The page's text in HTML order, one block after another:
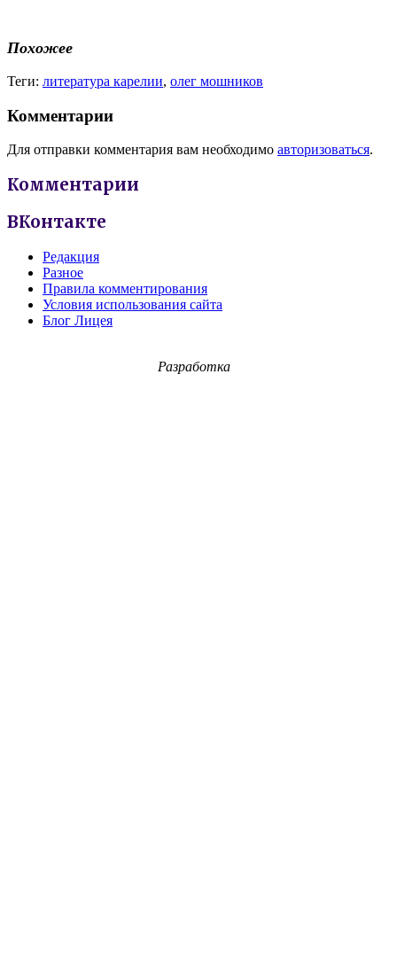
Похожее
Теги: литература карелии, олег мошников
Комментарии
Для отправки комментария вам необходимо авторизоваться.
Комментарии
ВКонтакте
Редакция
Разное
Правила комментирования
Условия использования сайта
Блог Лицея
Разработка